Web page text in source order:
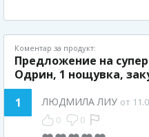
Коментар за продукт:
Предложение на
Одрин, 1 нощувка,
1
ЛЮДМИЛА ЛИУ от
0 0